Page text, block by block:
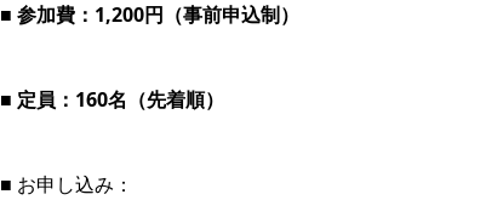
■ 参加費：1,200円（事前申込制）
■ 定員：160名（先着順）
■ お申し込み：